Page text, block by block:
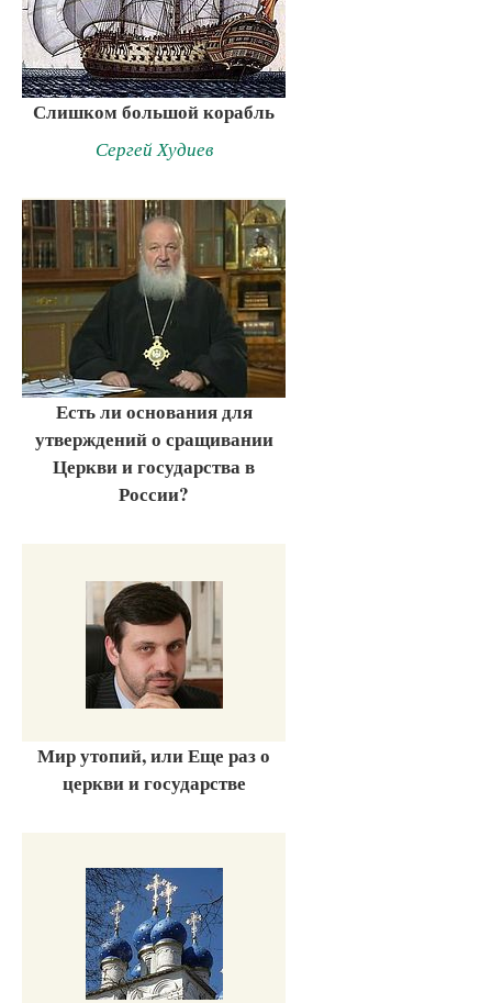
Слишком большой корабль
Сергей Худиев
Есть ли основания для
утверждений о сращивании
Церкви и государства в
России?
Мир утопий, или Еще раз о
церкви и государстве